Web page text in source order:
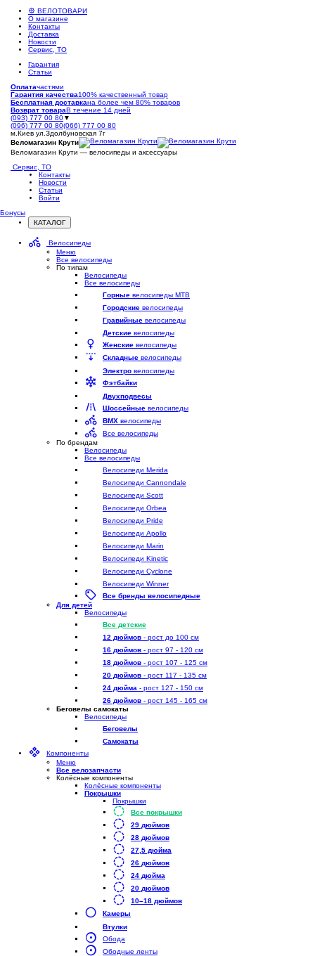
ВЕЛОТОВАРИ
О магазине
Контакты
Доставка
Новости
Сервис, ТО
Гарантия
Статьи
Оплатачастями
Гарантия качества100% качественный товар
Бесплатная доставкана более чем 80% товаров
Возврат товараВ течение 14 дней
(093) 777 00 80▼
(096) 777 00 80(066) 777 00 80
м.Киев ул.Здолбуновская 7г
Веломагазин Крути
Веломагазин Крути — велосипеды и аксессуары
Сервис, ТО
Контакты
Новости
Статьи
Войти
Бонусы
КАТАЛОГ
Открыть
Велосипеды
Меню
Все велосипеды
По типам
Велосипеды
Все велосипеды
Горные велосипеды MTB
Городские велосипеды
Гравийные велосипеды
Детские велосипеды
Женские велосипеды
Складные велосипеды
Электро велосипеды
Фэтбайки
Двухподвесы
Шоссейные велосипеды
BMX велосипеды
Все велосипеды
По брендам
Велосипеды
Все велосипеды
Велосипеди Merida
Велосипеди Cannondale
Велосипеди Scott
Велосипеди Orbea
Велосипеди Pride
Велосипеди Apollo
Велосипеди Marin
Велосипеди Kinetic
Велосипеди Cyclone
Велосипеди Winner
Все бренды велосипедные
Для детей
Велосипеды
Все детские
12 дюймов - рост до 100 см
16 дюймов - рост 97 - 120 см
18 дюймов - рост 107 - 125 см
20 дюймов - рост 117 - 135 см
24 дюйма - рост 127 - 150 см
26 дюймов - рост 145 - 165 см
Беговелы самокаты
Велосипеды
Беговелы
Самокаты
Компоненты
Меню
Все велозапчасти
Колёсные компоненты
Колёсные компоненты
Покрышки
Покрышки
Все покрышки
29 дюймов
28 дюймов
27,5 дюйма
26 дюймов
24 дюйма
20 дюймов
10–18 дюймов
Камеры
Втулки
Обода
Ободные ленты